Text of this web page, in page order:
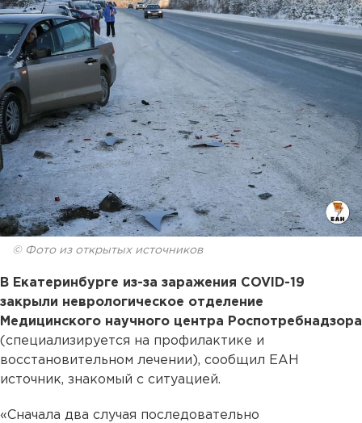
© Фото из открытых источников
В Екатеринбурге из-за заражения COVID-19
закрыли неврологическое отделение
Медицинского научного центра Роспотребнадзора
(специализируется на профилактике и
восстановительном лечении), сообщил ЕАН
источник, знакомый с ситуацией.
«Сначала два случая последовательно